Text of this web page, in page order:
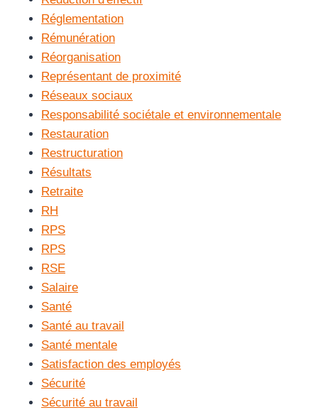
Réglementation
Rémunération
Réorganisation
Représentant de proximité
Réseaux sociaux
Responsabilité sociétale et environnementale
Restauration
Restructuration
Résultats
Retraite
RH
RPS
RPS
RSE
Salaire
Santé
Santé au travail
Santé mentale
Satisfaction des employés
Sécurité
Sécurité au travail